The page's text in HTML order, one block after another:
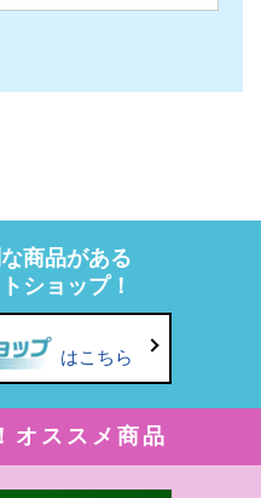
商品がある
ショップ！
はこちら
オススメ商品